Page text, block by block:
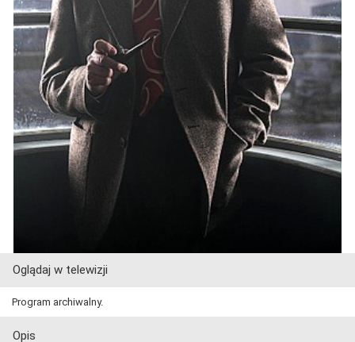
Oglądaj w telewizji
Program archiwalny.
Opis